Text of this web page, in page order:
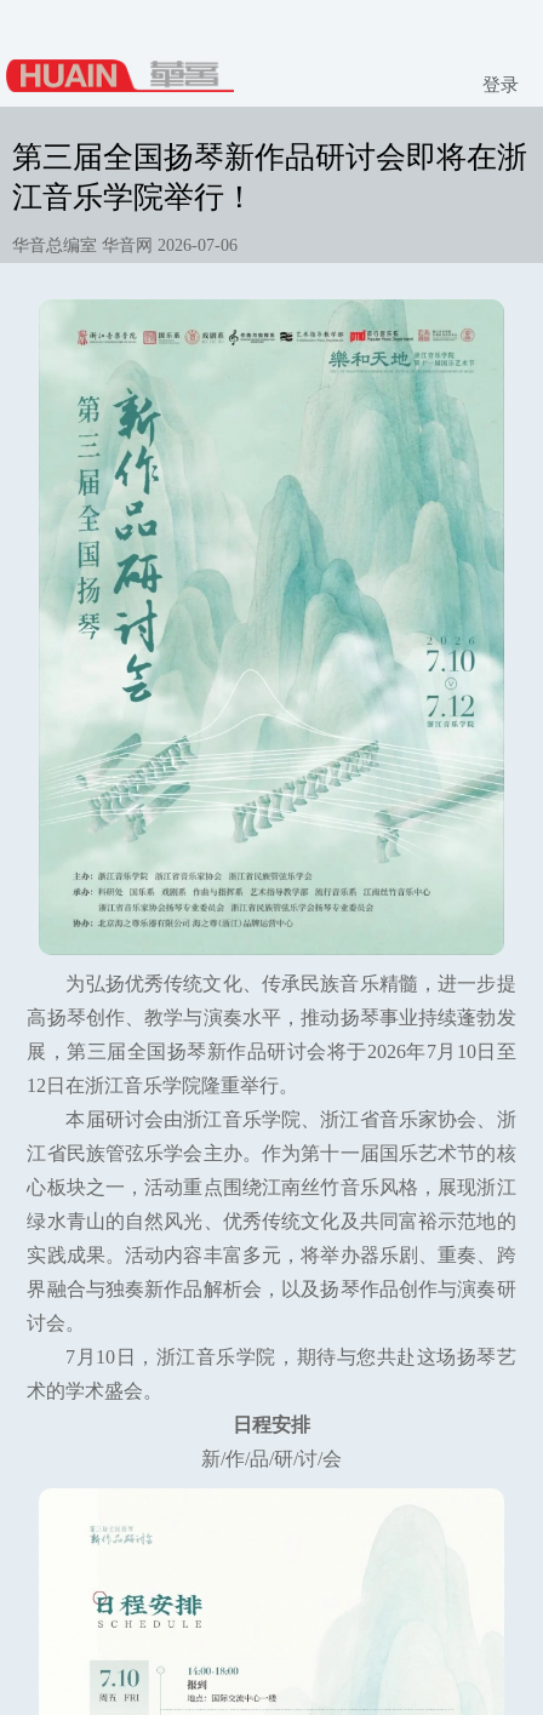
登录
第三届全国扬琴新作品研讨会即将在浙
江音乐学院举行！
华音总编室 华音网 2026-07-06
为弘扬优秀传统文化、传承民族音乐精髓，进一步提
高扬琴创作、教学与演奏水平，推动扬琴事业持续蓬勃发
展，第三届全国扬琴新作品研讨会将于2026年7月10日至
12日在浙江音乐学院隆重举行。
本届研讨会由浙江音乐学院、浙江省音乐家协会、浙
江省民族管弦乐学会主办。作为第十一届国乐艺术节的核
心板块之一，活动重点围绕江南丝竹音乐风格，展现浙江
绿水青山的自然风光、优秀传统文化及共同富裕示范地的
实践成果。活动内容丰富多元，将举办器乐剧、重奏、跨
界融合与独奏新作品解析会，以及扬琴作品创作与演奏研
讨会。
7月10日，浙江音乐学院，期待与您共赴这场扬琴艺
术的学术盛会。
日程安排
新/作/品/研/讨/会